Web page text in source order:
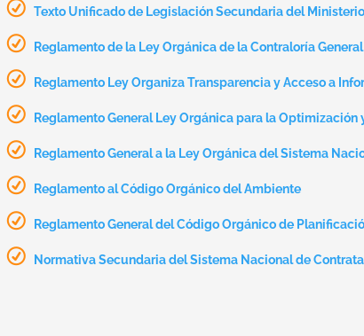
Texto Unificado de Legislación Secundaria del
Reglamento de la Ley Orgánica de la Contraloría
Reglamento Ley Organiza Transparencia y Acceso a
Reglamento General Ley Orgánica para la
Reglamento General a la Ley Orgánica del Sistema
Reglamento al Código Orgánico del Ambiente
Reglamento General del Código Orgánico de
Normativa Secundaria del Sistema Nacional de